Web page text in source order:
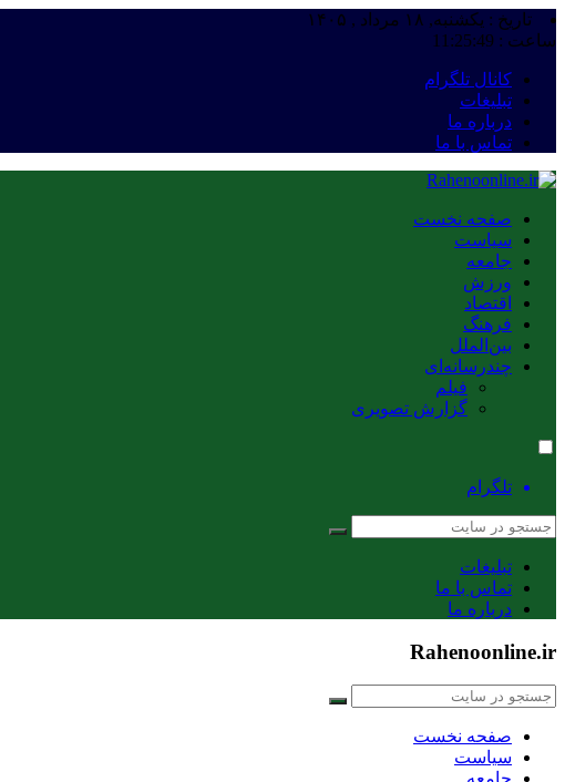
تاریخ : یکشنبه, ۱۸ مرداد , ۱۴۰۵
ساعت : 11:25:50
کانال تلگرام
تبلیغات
درباره ما
تماس با ما
صفحه نخست
سیاست
جامعه
ورزش
اقتصاد
فرهنگ
بین‌الملل
چندرسانه‌ای
فیلم
گزارش تصویری
تلگرام
تبلیغات
تماس با ما
درباره ما
Rahenoonline.ir
صفحه نخست
سیاست